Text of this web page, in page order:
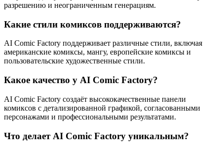
разрешению и неограниченным генерациям.
Какие стили комиксов поддерживаются?
AI Comic Factory поддерживает различные стили, включая
американские комиксы, мангу, европейские комиксы и
пользовательские художественные стили.
Какое качество у AI Comic Factory?
AI Comic Factory создаёт высококачественные панели
комиксов с детализированной графикой, согласованными
персонажами и профессиональными результатами.
Что делает AI Comic Factory уникальным?